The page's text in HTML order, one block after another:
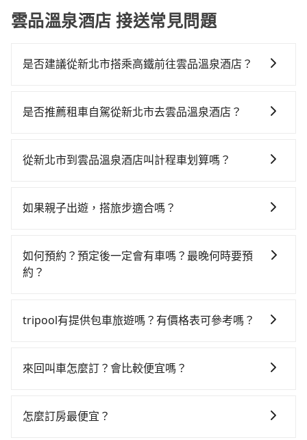
雲品溫泉酒店 接送常見問題
是否建議從新北市搭乘高鐵前往雲品溫泉酒店？
較貴！從最早06:34一直到23:08，板橋-台中一天最多有
口、並在月台上等待列車的到來，大概又過了20分鐘，
站前排班的計程車，搭上小黃後約花70分鐘、車費2,500
轉乘之平均每人花費為1,500元。但如果全程使用
tripool並到府專車接送，則每人平均花費約1,490元，
不是這麼趕時間的人來說，預約tripool還是比較划算
是否推薦租車自駕從新北市去雲品溫泉酒店？
時不需要閉目養神（因為要自己開車），最重要的是你
$115~205承租小轎車，每公里再額外加收$3.2，從新北
達目的地後多久原路返回），雖已將eTag和可能的每小
時40元路邊停車費用預估進去，但額外的汽車保險與可
差的車款，如果人數超過四位，更是沒有較大的七人座
凹的車門仍未被修理，每一次租車都好像在開樂透一
車位，對於急著用車或者要載其他乘客的人來說就有不
從新北市到雲品溫泉酒店叫計程車划算嗎？
灣大車隊、Uber、Line Taxi、Yoxi等，如果在路邊攔不
程跳錶計算，價格約為5,765~6,900元間，但如改預約
tripool可省高達$2,400。但如果要考慮到回程，南投縣
以上，無論在價格或服務品質上，tripool都是你從新北
如果親子出遊，搭旅步適合嗎？
椅及兒童用增高墊供您選購(租借300元/個)，讓您和孩子
出遊時安全更有保障。
如何預約？預定後一定會有車嗎？最晚何時要預
約？
可直接線上輸入上下車地點或地址，三秒內即可查到真
及電子郵件確認信，如此就完成預約了，而司機與車輛
一天中午以前完成預約，越早下訂價格越低價，如臨時
tripool有提供包車旅遊嗎？有價格表可參考嗎？
旅遊，從單純的單趟接送到算時間的計時包車都有，可
試算即真實價格，免去來回電話確認。一天包車的價格
來回叫車怎麼訂？會比較便宜嗎？
趟車的資訊，所以如果需要來回叫車，請分兩筆訂單預
怎麼訂房最便宜？